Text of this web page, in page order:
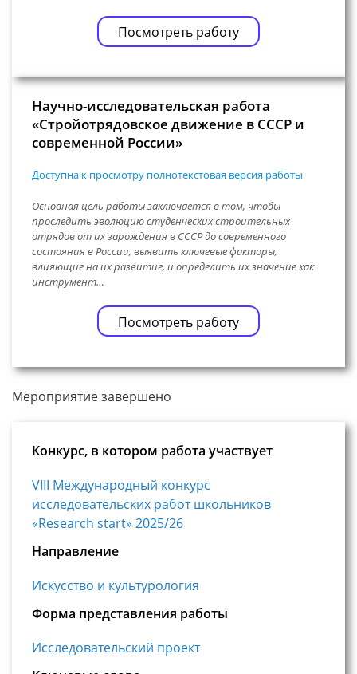
Посмотреть работу
Научно-исследовательская работа
«Стройотрядовское движение в СССР и
современной России»
Доступна к просмотру полнотекстовая версия работы
Основная цель работы заключается в том, чтобы
проследить эволюцию студенческих строительных
отрядов от их зарождения в СССР до современного
состояния в России, выявить ключевые факторы,
влияющие на их развитие, и определить их значение как
инструмент…
Посмотреть работу
Мероприятие завершено
Конкурс, в котором работа участвует
VIII Международный конкурс
исследовательских работ школьников
«Research start» 2025/26
Направление
Искусство и культурология
Форма представления работы
Исследовательский проект